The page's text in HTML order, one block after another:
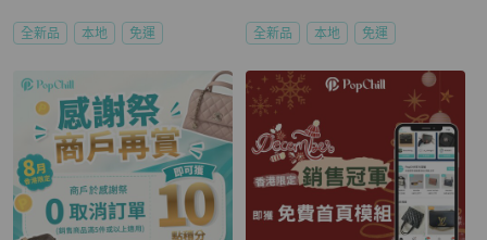
全新品 本地 免運 全新品 本地 免運